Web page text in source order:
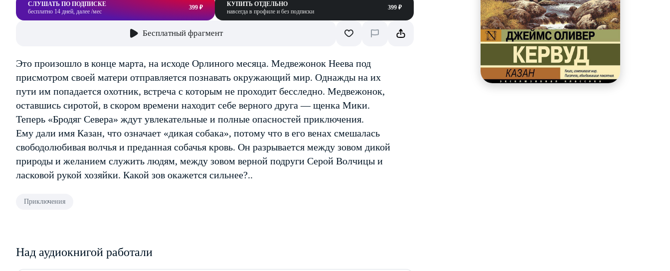
СЛУШАТЬ ПО ПОДПИСКЕ
бесплатно 14 дней, далее /мес
399 ₽
КУПИТЬ ОТДЕЛЬНО
навсегда в профиле и без подписки
399 ₽
Бесплатный фрагмент
Это произошло в конце марта, на исходе Орлиного месяца. Медвежонок Неева под
присмотром своей матери отправляется познавать окружающий мир. Однажды на их
пути им попадается охотник, встреча с которым не проходит бесследно. Медвежонок,
оставшись сиротой, в скором времени находит себе верного друга — щенка Мики.
Теперь «Бродяг Севера» ждут увлекательные и полные опасностей приключения.
Ему дали имя Казан, что означает «дикая собака», потому что в его венах смешалась
свободолюбивая волчья и преданная собачья кровь. Он разрывается между зовом дикой
природы и желанием служить людям, между зовом верной подруги Серой Волчицы и
ласковой рукой хозяйки. Какой зов окажется сильнее?..
Приключения
Над аудиокнигой работали